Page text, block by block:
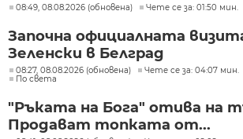
08:49, 08.08.2026 (обновена) Чете се за: 01:50 мин.
Започна официалната
Зеленски в Белград
08:27, 08.08.2026 (обновена)
Чете се за: 04:07 мин.
По света
"Ръката на Бога" отива на
Продават топката от...